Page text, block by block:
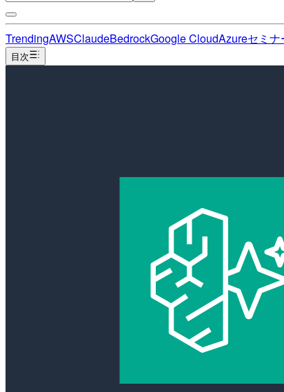
TrendingAWSClaudeBedrockGoogle CloudAzureセミナ
目次